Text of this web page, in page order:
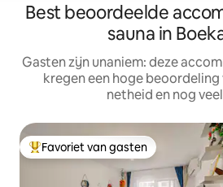
Best beoordeelde
sauna in
Gasten zijn unaniem: deze
kregen een hoge
netheid en nog
Topfavoriet van gasten
Favoriet van gasten